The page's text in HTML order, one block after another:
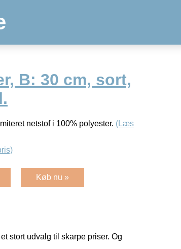
B: 30 cm, sort,
netstof i 100% polyester. (Læs
Køb nu »
stort udvalg til skarpe priser. Og